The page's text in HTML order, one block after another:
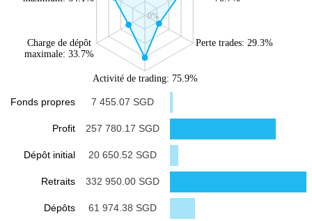
0%
Perte trades: 29.3%
Activité de trading: 75.9%
Charge de dépôt
maximale: 33.7%
Fonds propres 7 455.07 SGD
Profit 257 780.17 SGD
Dépôt initial 20 650.52 SGD
Retraits 332 950.00 SGD
Dépôts 61 974.38 SGD